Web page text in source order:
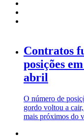
Contratos
posições
abril
O número de
gordo voltou a
mais próximos do